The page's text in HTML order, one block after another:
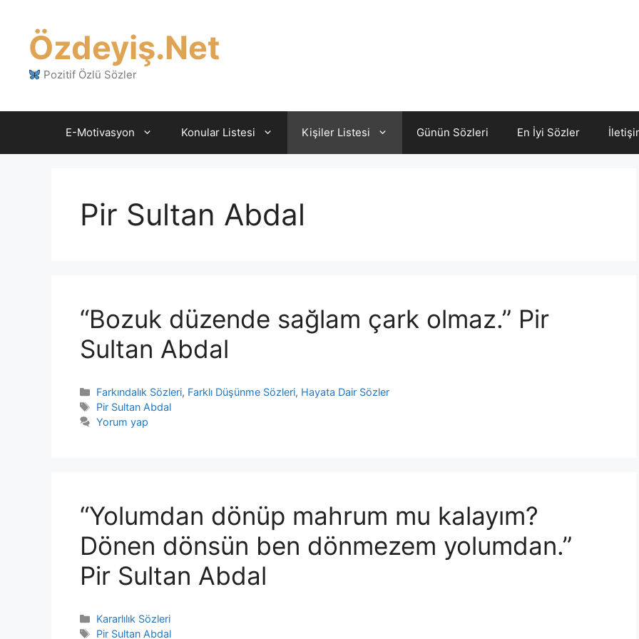
Özdeyiş.Net
Pozitif Özlü Sözler
E-Motivasyon Konular Listesi Kişiler Listesi Günün Sözleri En İyi Sözler
Pir Sultan Abdal
“Bozuk düzende sağlam çark olmaz.” Pir
Sultan Abdal
Kategoriler
Farkındalık Sözleri, Farklı Düşünme Sözleri, Hayata Dair Sözler
Etiketler
Pir Sultan Abdal
Yorum yap
“Yolumdan dönüp mahrum mu kalayım?
Dönen dönsün ben dönmezem yolumdan.”
Pir Sultan Abdal
Kategoriler
Kararlılık Sözleri
Etiketler
Pir Sultan Abdal